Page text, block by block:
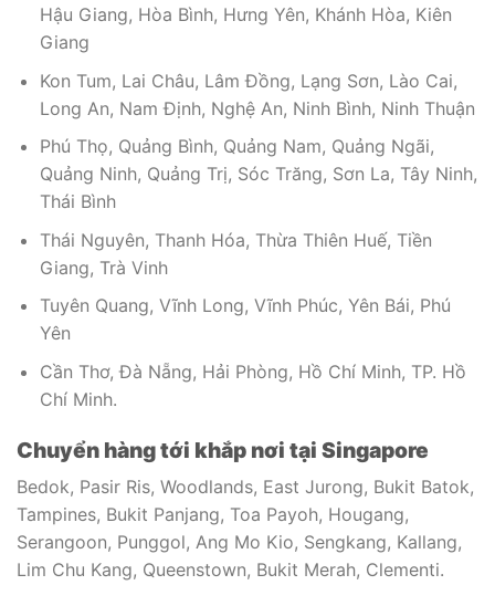
Hậu Giang, Hòa Bình, Hưng Yên, Khánh Hòa, Kiên
Giang
Kon Tum, Lai Châu, Lâm Đồng, Lạng Sơn, Lào Cai,
Long An, Nam Định, Nghệ An, Ninh Bình, Ninh Thuận
Phú Thọ, Quảng Bình, Quảng Nam, Quảng Ngãi,
Quảng Ninh, Quảng Trị, Sóc Trăng, Sơn La, Tây Ninh,
Thái Bình
Thái Nguyên, Thanh Hóa, Thừa Thiên Huế, Tiền
Giang, Trà Vinh
Tuyên Quang, Vĩnh Long, Vĩnh Phúc, Yên Bái, Phú
Yên
Cần Thơ, Đà Nẵng, Hải Phòng, Hồ Chí Minh, TP. Hồ
Chí Minh.
Chuyển hàng tới khắp nơi tại Singapore
Bedok, Pasir Ris, Woodlands, East Jurong, Bukit Batok,
Tampines, Bukit Panjang, Toa Payoh, Hougang,
Serangoon, Punggol, Ang Mo Kio, Sengkang, Kallang,
Lim Chu Kang, Queenstown, Bukit Merah, Clementi.